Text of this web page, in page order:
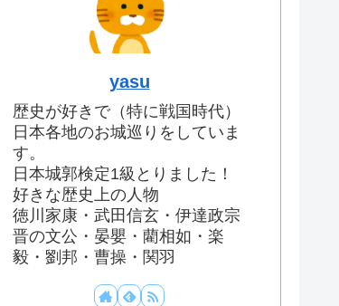
yasu
歴史が好きで（特に戦国時代）
日本各地のお城巡りをしていま
す。
日本城郭検定1級とりました！
好きな歴史上の人物
徳川家康・武田信玄・伊達政宗
晋の文公・晏嬰・藺相如・楽
毅・劉邦・曹操・関羽